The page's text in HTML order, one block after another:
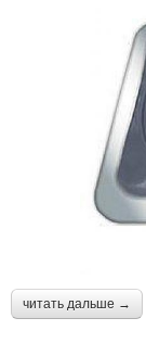
читать дальше →